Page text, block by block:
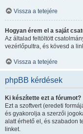
Vissza a tetejére
Hogyan érem el a saját
Az általad feltöltött
vezérlőpultra, és kövesd a
Vissza a tetejére
phpBB kérdések
Ki készítette ezt a fórumot?
Ezt a szoftvert (eredeti
és gyakorolja a szerzői
alatt érhető el, és szabadon
linket.